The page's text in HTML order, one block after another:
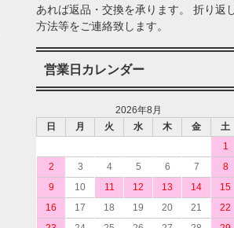
あれば返品・交換を承ります。 折り返
方法等をご連絡致します。
営業日カレンダー
2026年8月
日
月 火 水 木 金
土
1
2
3 4 5 6 7
8
9
10 11 12 13 14
15
16
17 18 19 20 21
22